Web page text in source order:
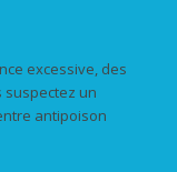
excessive, des
suspectez un
antipoison